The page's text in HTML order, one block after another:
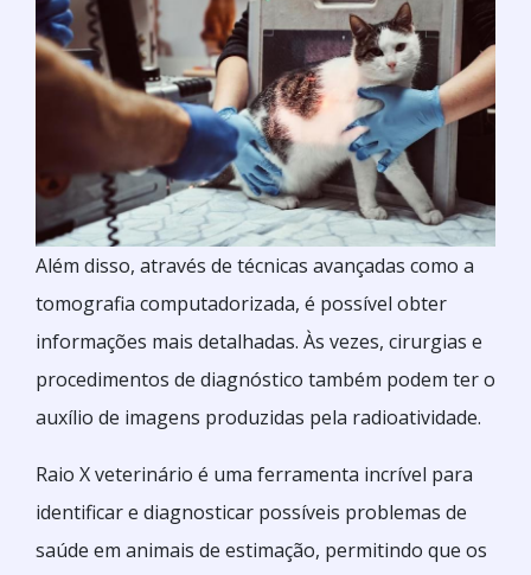
Além disso, através de técnicas avançadas como a
tomografia computadorizada, é possível obter
informações mais detalhadas. Às vezes, cirurgias e
procedimentos de diagnóstico também podem ter o
auxílio de imagens produzidas pela radioatividade.
Raio X veterinário é uma ferramenta incrível para
identificar e diagnosticar possíveis problemas de
saúde em animais de estimação, permitindo que os